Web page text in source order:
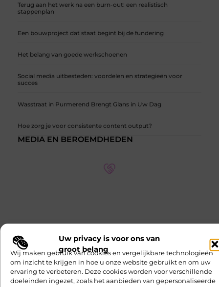
Uw privacy is voor ons van
groot belang
Wij maken gebruik van cookies en vergelijkbare technologieën
om inzicht te krijgen in hoe u onze website gebruikt en om uw
ervaring te verbeteren. Deze cookies worden voor verschillende
doeleinden ingezet, zoals het aanbieden van gepersonaliseerde
Terug aan het werk na een burn-out: een realistisch
stappenplan
Een bouwproject dat staat begint bij de fundering
Het belang van goede werkschoenen
Social media uitbesteden: voordelen en strategieën voor
succes
Wasstraat in Purmerend Brengt Glans in Uw Dag
Hoe zorg je voor consistente content output?
Entertainment
Sport
MEDIA EN BEROEMDHEDEN
Ontmoet Onze Partners